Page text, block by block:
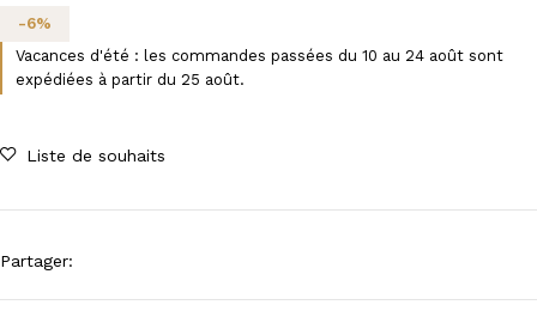
-6%
Vacances d'été : les commandes passées du 10 au 24 août sont
expédiées à partir du 25 août.
Liste de souhaits
Partager: